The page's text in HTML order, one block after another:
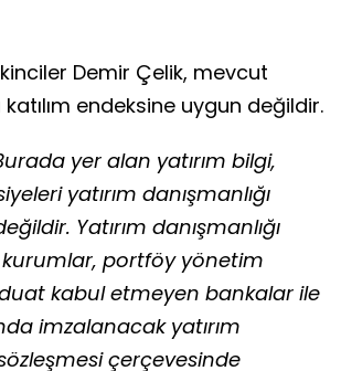
Demir Çelik, mevcut
endeksine uygun değildir.
yer alan yatırım bilgi,
yatırım danışmanlığı
Yatırım danışmanlığı
kurumlar, portföy yönetim
kabul etmeyen bankalar ile
imzalanacak yatırım
çerçevesinde